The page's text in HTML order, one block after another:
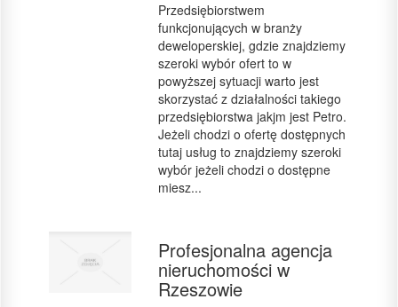
Przedsiębiorstwem
funkcjonujących w branży
deweloperskiej, gdzie znajdziemy
szeroki wybór ofert to w
powyższej sytuacji warto jest
skorzystać z działalności takiego
przedsiębiorstwa jakjm jest Petro.
Jeżeli chodzi o ofertę dostępnych
tutaj usług to znajdziemy szeroki
wybór jeżeli chodzi o dostępne
miesz...
Profesjonalna agencja
nieruchomości w
Rzeszowie